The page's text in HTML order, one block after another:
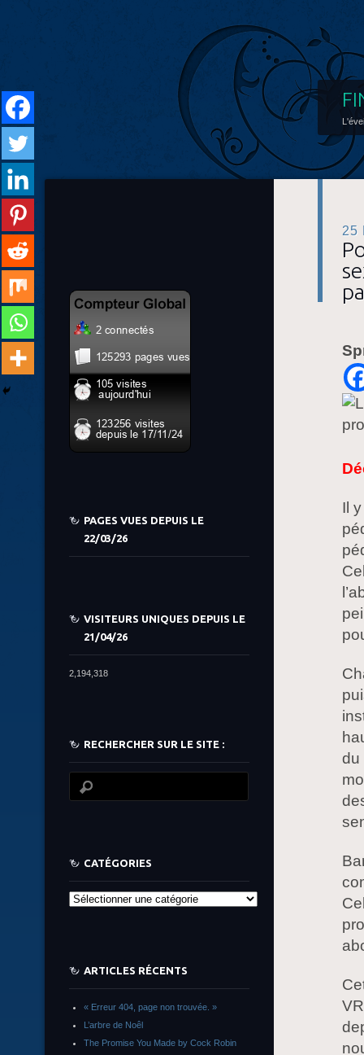
25
Il
du
PAGES VUES DEPUIS LE
22/03/26
VISITEURS UNIQUES DEPUIS LE
21/04/26
2,194,318
RECHERCHER SUR LE SITE :
CATÉGORIES
Catégories
ARTICLES RÉCENTS
« Erreur 404, page non trouvée. »
L’arbre de Noêl
The Promise You Made by Cock Robin